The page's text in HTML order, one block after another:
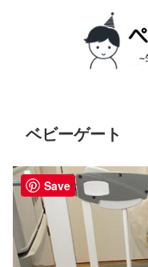
ベビーゲート
Save